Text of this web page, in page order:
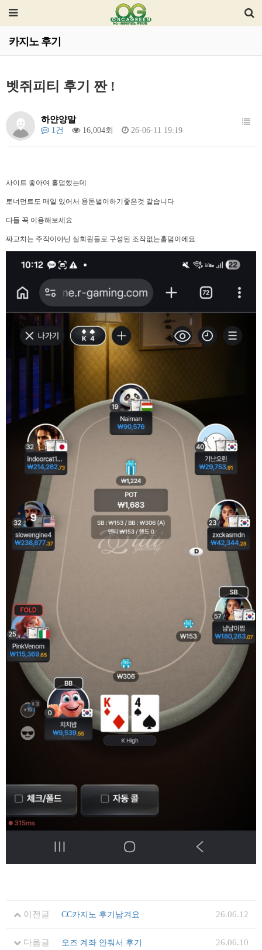
카지노 후기
벳쥐피티 후기 짠 !
하얀양말
1건 16,004회 26-06-11 19:19
사이트 좋아여 홀덤했는데
토너먼트도 매일 있어서 용돈벌이하기좋은것 같습니다
다들 꼭 이용해보세요
짜고치는 주작이아닌 실회원들로 구성된 조작없는홀덤이에요
이전글 CC카지노 후기남겨요 26.06.12
다음글 오즈 계좌 안줘서 후기 26.06.10